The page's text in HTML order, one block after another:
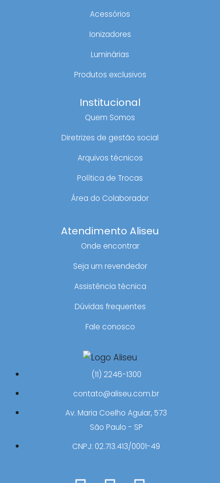
Acessórios
Ionizadores
Luminárias
Produtos exclusivos
Institucional
Quem Somos
Diretrizes de gestão social
Arquivos técnicos
Política de Trocas
Área do Colaborador
Atendimento Aliseu
Onde encontrar
Seja um revendedor
Assistência técnica
Dúvidas frequentes
Fale conosco
(11) 2246-1300
contato@aliseu.com.br
Av. Maria Coelho Aguiar, 573
São Paulo - SP
CNPJ: 02.713.413/0001-49